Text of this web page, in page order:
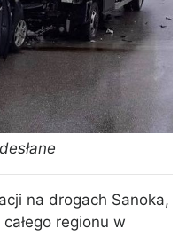
na drogach Sanoka,
regionu w